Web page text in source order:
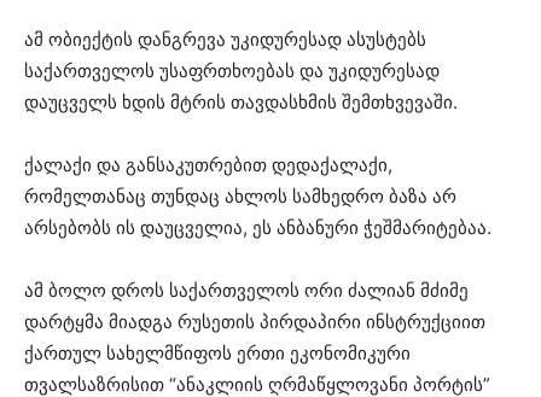
ამ ობიექტის დანგრევა უკიდურესად ასუსტებს
საქართველოს უსაფრთხოებას და უკიდურესად
დაუცველს ხდის მტრის თავდასხმის შემთხვევაში.
ქალაქი და განსაკუთრებით დედაქალაქი,
რომელთანაც თუნდაც ახლოს სამხედრო ბაზა არ
არსებობს ის დაუცველია, ეს ანბანური ჭეშმარიტებაა.
ამ ბოლო დროს საქართველოს ორი ძალიან მძიმე
დარტყმა მიადგა რუსეთის პირდაპირი ინსტრუქციით
ქართულ სახელმწიფოს ერთი ეკონომიკური
თვალსაზრისით “ანაკლიის ღრმაწყლოვანი პორტის”